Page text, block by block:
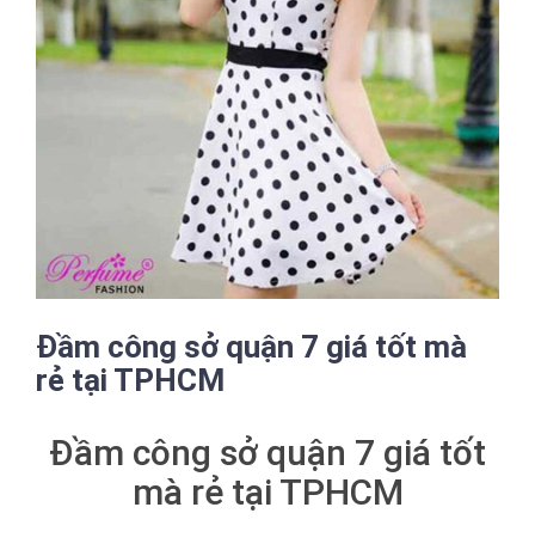
Đầm công sở quận 7 giá tốt mà
rẻ tại TPHCM
Đầm công sở quận 7 giá tốt
mà rẻ tại TPHCM